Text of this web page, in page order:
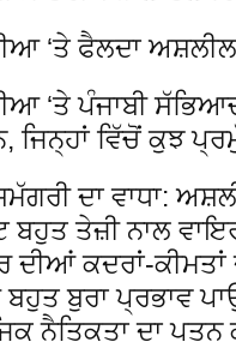
‘ਤੇ ਫੈਲਦਾ
‘ਤੇ ਪੰਜਾਬੀ
ਜਿਨ੍ਹਾਂ ਵਿੱਚੋਂ ਕੁਝ
ਦਾ ਵਾਧਾ:
ਬਹੁਤ ਤੇਜ਼ੀ ਨਾਲ
ਦੀਆਂ ਕਦਰਾਂ-
ਬਹੁਤ ਬੁਰਾ ਪ੍ਰਭਾਵ
ਨੈਤਿਕਤਾ ਦਾ ਪਤਨ